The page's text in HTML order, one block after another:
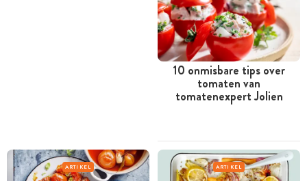
10 onmisbare tips over
tomaten van
tomatenexpert Jolien
ARTIKEL ARTIKEL